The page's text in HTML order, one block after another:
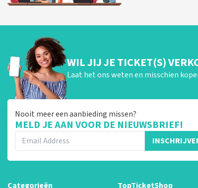
WIL JIJ JE TICKET(S)
Laat het ons weten en misschien
Nooit meer een aanbieding missen?
MELD JE AAN VOOR DE NIEUWSBRIEF!
Categorieën TopTicketShop